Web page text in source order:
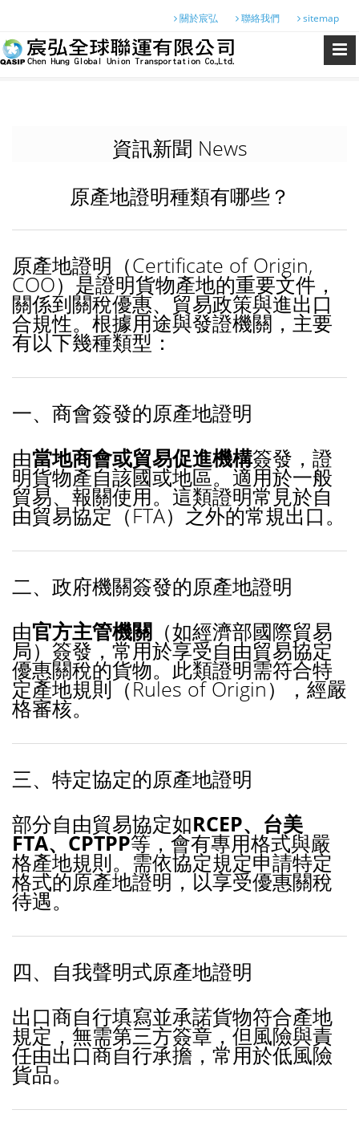
關於宸弘 聯絡我們 sitemap
資訊新聞 News
原產地證明種類有哪些？
原產地證明（Certificate of Origin,
COO）是證明貨物產地的重要文件，
關係到關稅優惠、貿易政策與進出口
合規性。根據用途與發證機關，主要
有以下幾種類型：
一、商會簽發的原產地證明
由當地商會或貿易促進機構簽發，證
明貨物產自該國或地區。適用於一般
貿易、報關使用。這類證明常見於自
由貿易協定（FTA）之外的常規出口。
二、政府機關簽發的原產地證明
由官方主管機關 （如經濟部國際貿易
局）簽發，常用於享受自由貿易協定
優惠關稅的貨物。此類證明需符合特
定產地規則（Rules of Origin），經嚴
格審核。
三、特定協定的原產地證明
部分自由貿易協定如RCEP、台美
FTA、CPTPP等，會有專用格式與嚴
格產地規則。需依協定規定申請特定
格式的原產地證明，以享受優惠關稅
待遇。
四、自我聲明式原產地證明
出口商自行填寫並承諾貨物符合產地
規定，無需第三方簽章，但風險與責
任由出口商自行承擔，常用於低風險
貨品。